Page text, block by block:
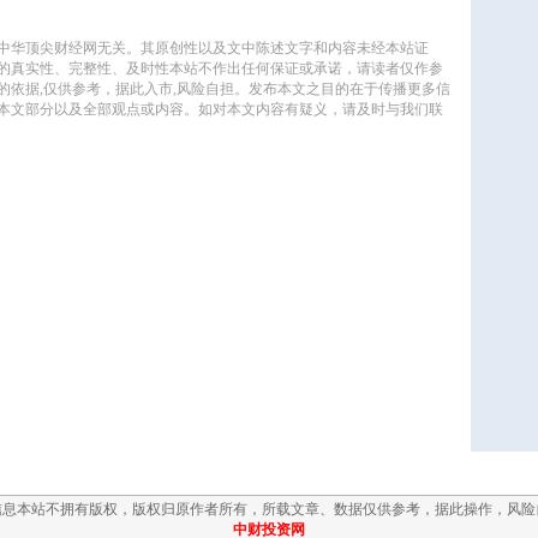
本站不拥有版权，版权归原作者所有，所载文章、数据仅供参考，据此操作，风
中财投资网